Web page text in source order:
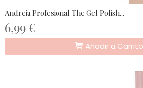
Andreia Profesional The Gel Polish...
6,99 €
Añadir a Carrito